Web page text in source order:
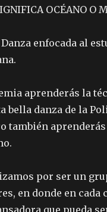
OCÉANO O
enfocada al
aprenderás la
bella danza de la
también aprenderás
por ser un
en donde en cada